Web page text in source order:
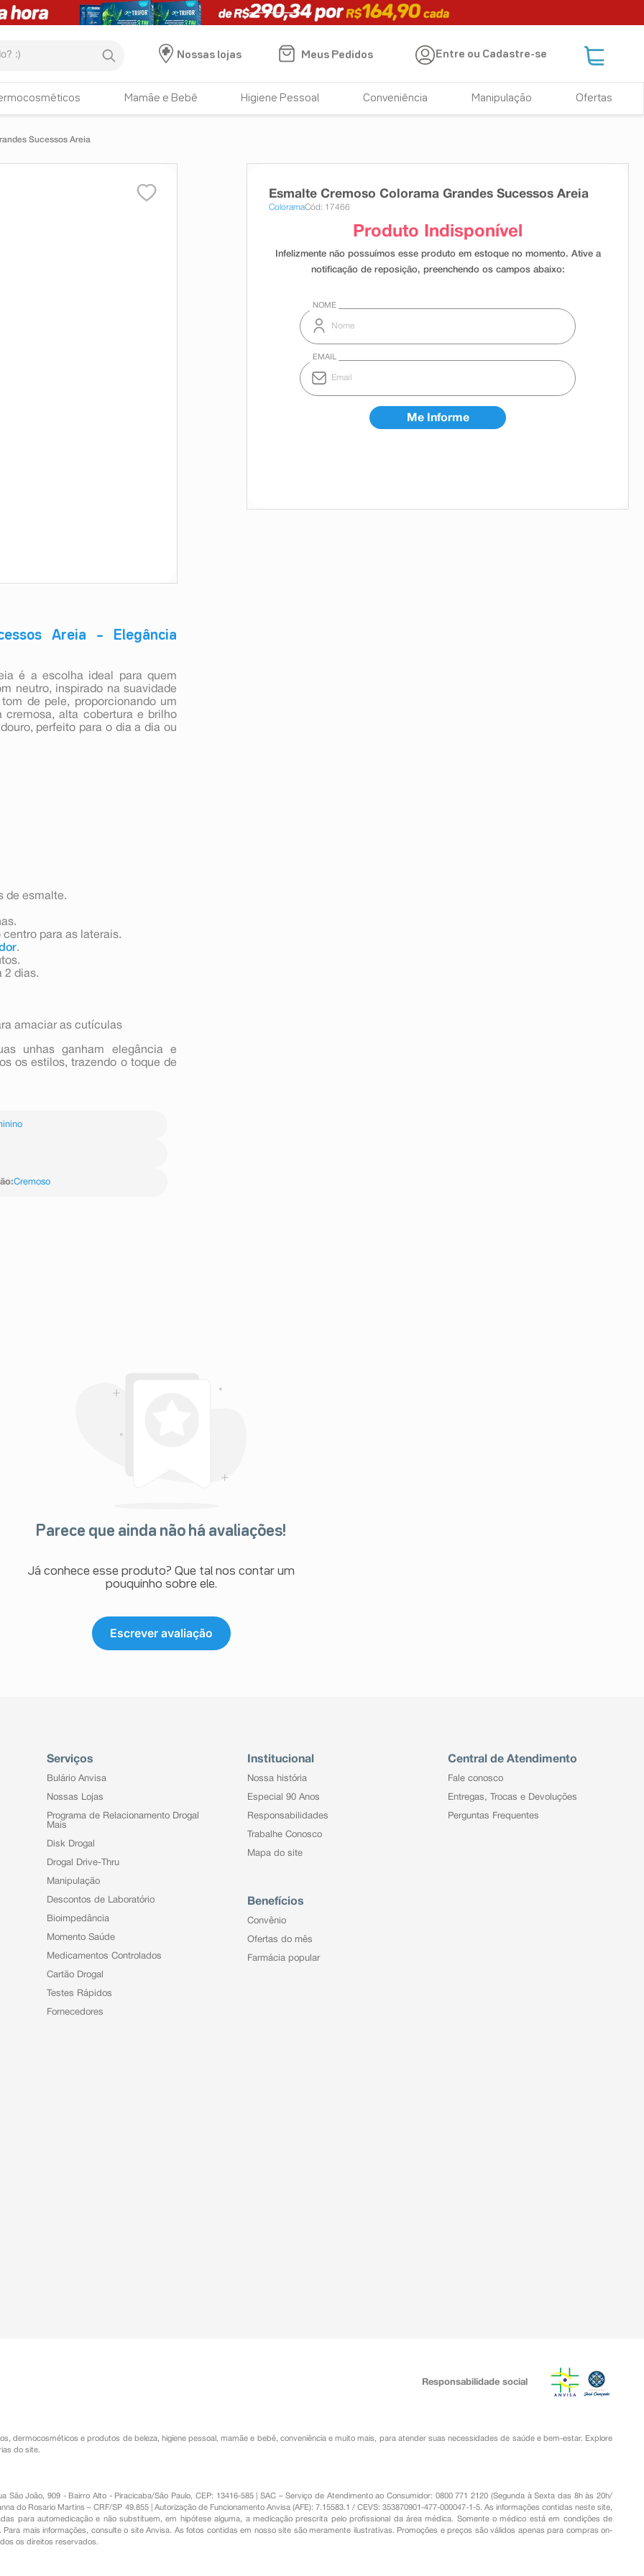
Nossas lojas
Meus Pedidos Entre ou Cadastre-se
Mamãe e Bebê Higiene Pessoal Conveniência Manipulação Ofertas
Sucessos Areia
Areia – Elegância
é a escolha ideal para quem
neutro, inspirado na suavidade
de pele, proporcionando um
alta cobertura e brilho
perfeito para o dia a dia ou
de esmalte.
para as laterais.
.
2 dias.
amaciar as cutículas
unhas ganham elegância e
os estilos, trazendo o toque de
:Cremoso
Esmalte Cremoso Colorama Grandes Sucessos Areia
ColoramaCód: 17466
Parece que ainda não há avaliações!
Já conhece esse produto? Que tal nos contar um
pouquinho sobre ele.
Escrever avaliação
Serviços
Bulário Anvisa
Nossas Lojas
Programa de Relacionamento Drogal
Mais
Disk Drogal
Drogal Drive-Thru
Manipulação
Descontos de Laboratório
Bioimpedância
Momento Saúde
Medicamentos Controlados
Cartão Drogal
Testes Rápidos
Fornecedores
Institucional
Nossa história
Especial 90 Anos
Responsabilidades
Trabalhe Conosco
Mapa do site
Benefícios
Convênio
Ofertas do mês
Farmácia popular
Central de Atendimento
Fale conosco
Entregas, Trocas e Devoluções
Perguntas Frequentes
Responsabilidade social
,dermocosméticos e produtos de beleza, higiene pessoal ,mamãe e bebê, conveniênciae muito mais, para atender suas necessidades de saúde e bem-estar. Explore
do site.
São João, 909 - Bairro Alto - Piracicaba/São Paulo, CEP: 13416-585 | SAC – Serviço de Atendimento ao Consumidor: 0800 771 2120 (Segunda à Sexta das 8h às 20h/
do Rosario Martins – CRF/SP 49.855 | Autorização de Funcionamento Anvisa (AFE): 7.15583.1 / CEVS: 353870901-477-000047-1-5. As informações contidas neste site,
para automedicação e não substituem, em hipótese alguma, a medicação prescrita pelo profissional da área médica. Somente o médico está em condições de
mais informações, consulte o site Anvisa. As fotos contidas em nosso site são meramente ilustrativas. Promoções e preços são válidos apenas para compras on-
os direitos reservados.